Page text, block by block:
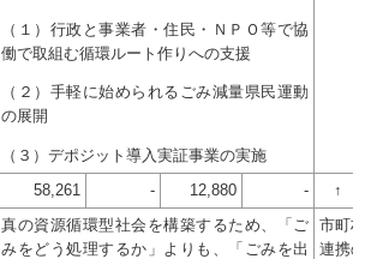
（１）行政と事業者・住民・ＮＰＯ等で協
働で取組む循環ルート作りへの支援
（２）手軽に始められるごみ減量県民運動
の展開
（３）デポジット導入実証事業の実施
58,261 - 12,880 - ↑
真の資源循環型社会を構築するため、「ご
みをどう処理するか」よりも、「ごみを出
市町
連携